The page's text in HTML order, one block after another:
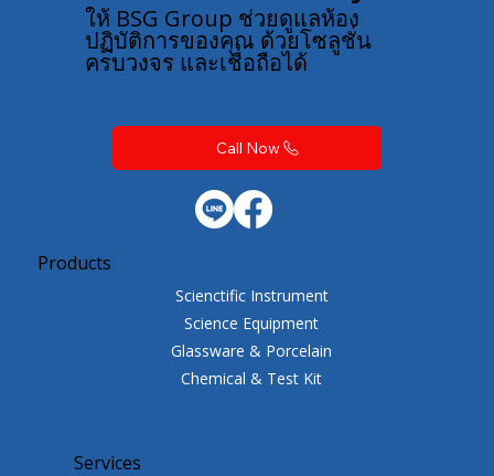
ให้ BSG Group ช่วยดูแลห้อง
ปฏิบัติการของคุณ ด้วยโซลูชั่น
ครบวงจร และเชื่อถือได้
Call Now
Products
Scienctific Instrument
Science Equipment
Glassware & Porcelain
Chemical & Test Kit
Services